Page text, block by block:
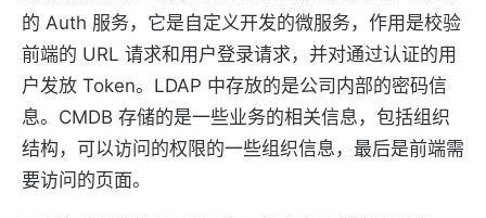
的 Auth 服务，它是自定义开发的微服务，作用是校验
前端的 URL 请求和用户登录请求，并对通过认证的用
户发放 Token。LDAP 中存放的是公司内部的密码信
息。CMDB 存储的是一些业务的相关信息，包括组织
结构，可以访问的权限的一些组织信息，最后是前端需
要访问的页面。